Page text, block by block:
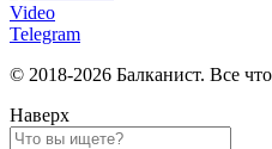
Video
Telegram
© 2018-2026 Балканист. Все
Наверх